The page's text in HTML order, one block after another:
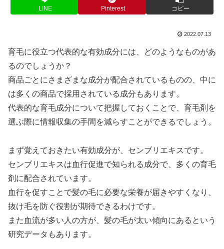
LINE Pinterest コピー
2022.07.13
育毛に役立つ代表的な有効成分には、どのようなものがあ
るのでしょうか？
商品ごとにさまざまな成分が配合されているものの、中に
は多くの商品で採用されている成分もあります。
代表的な育毛成分について把握しておくことで、育毛剤を
選ぶ際に情報収集の手間を減らすことができるでしょう。
まず覚えておきたい有効成分が、センブリエキスです。
センブリエキスは血行促進で知られる成分で、多くの育毛
剤に配合されています。
血行を促すことで髪の毛に必要な栄養が届きやすくなり、
抜け毛を防ぐ役割が期待できるわけです。
また血流が多い人の方が、髪の毛が太い傾向にあるという
研究データもあります。